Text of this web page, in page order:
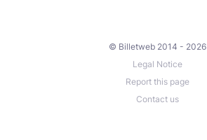
© Billetweb 2014 - 2026
Legal Notice
Report this page
Contact us